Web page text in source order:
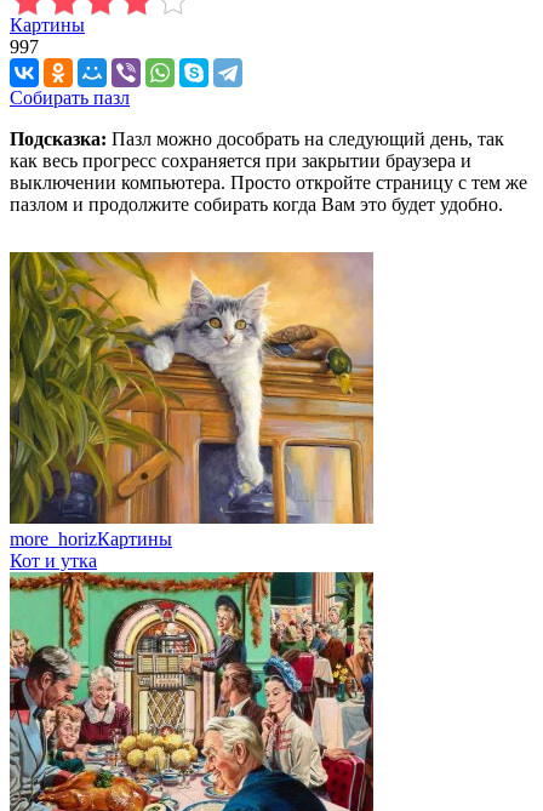
Картины
997
Собирать пазл
Подсказка: Пазл можно дособрать на следующий день, так
как весь прогресс сохраняется при закрытии браузера и
выключении компьютера. Просто откройте страницу с тем же
пазлом и продолжите собирать когда Вам это будет удобно.
more_horizКартины
Кот и утка